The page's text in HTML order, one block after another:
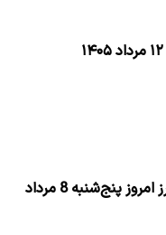
قیمت طلا، سکه و ارز امروز پنج‌شنبه 8 مرداد